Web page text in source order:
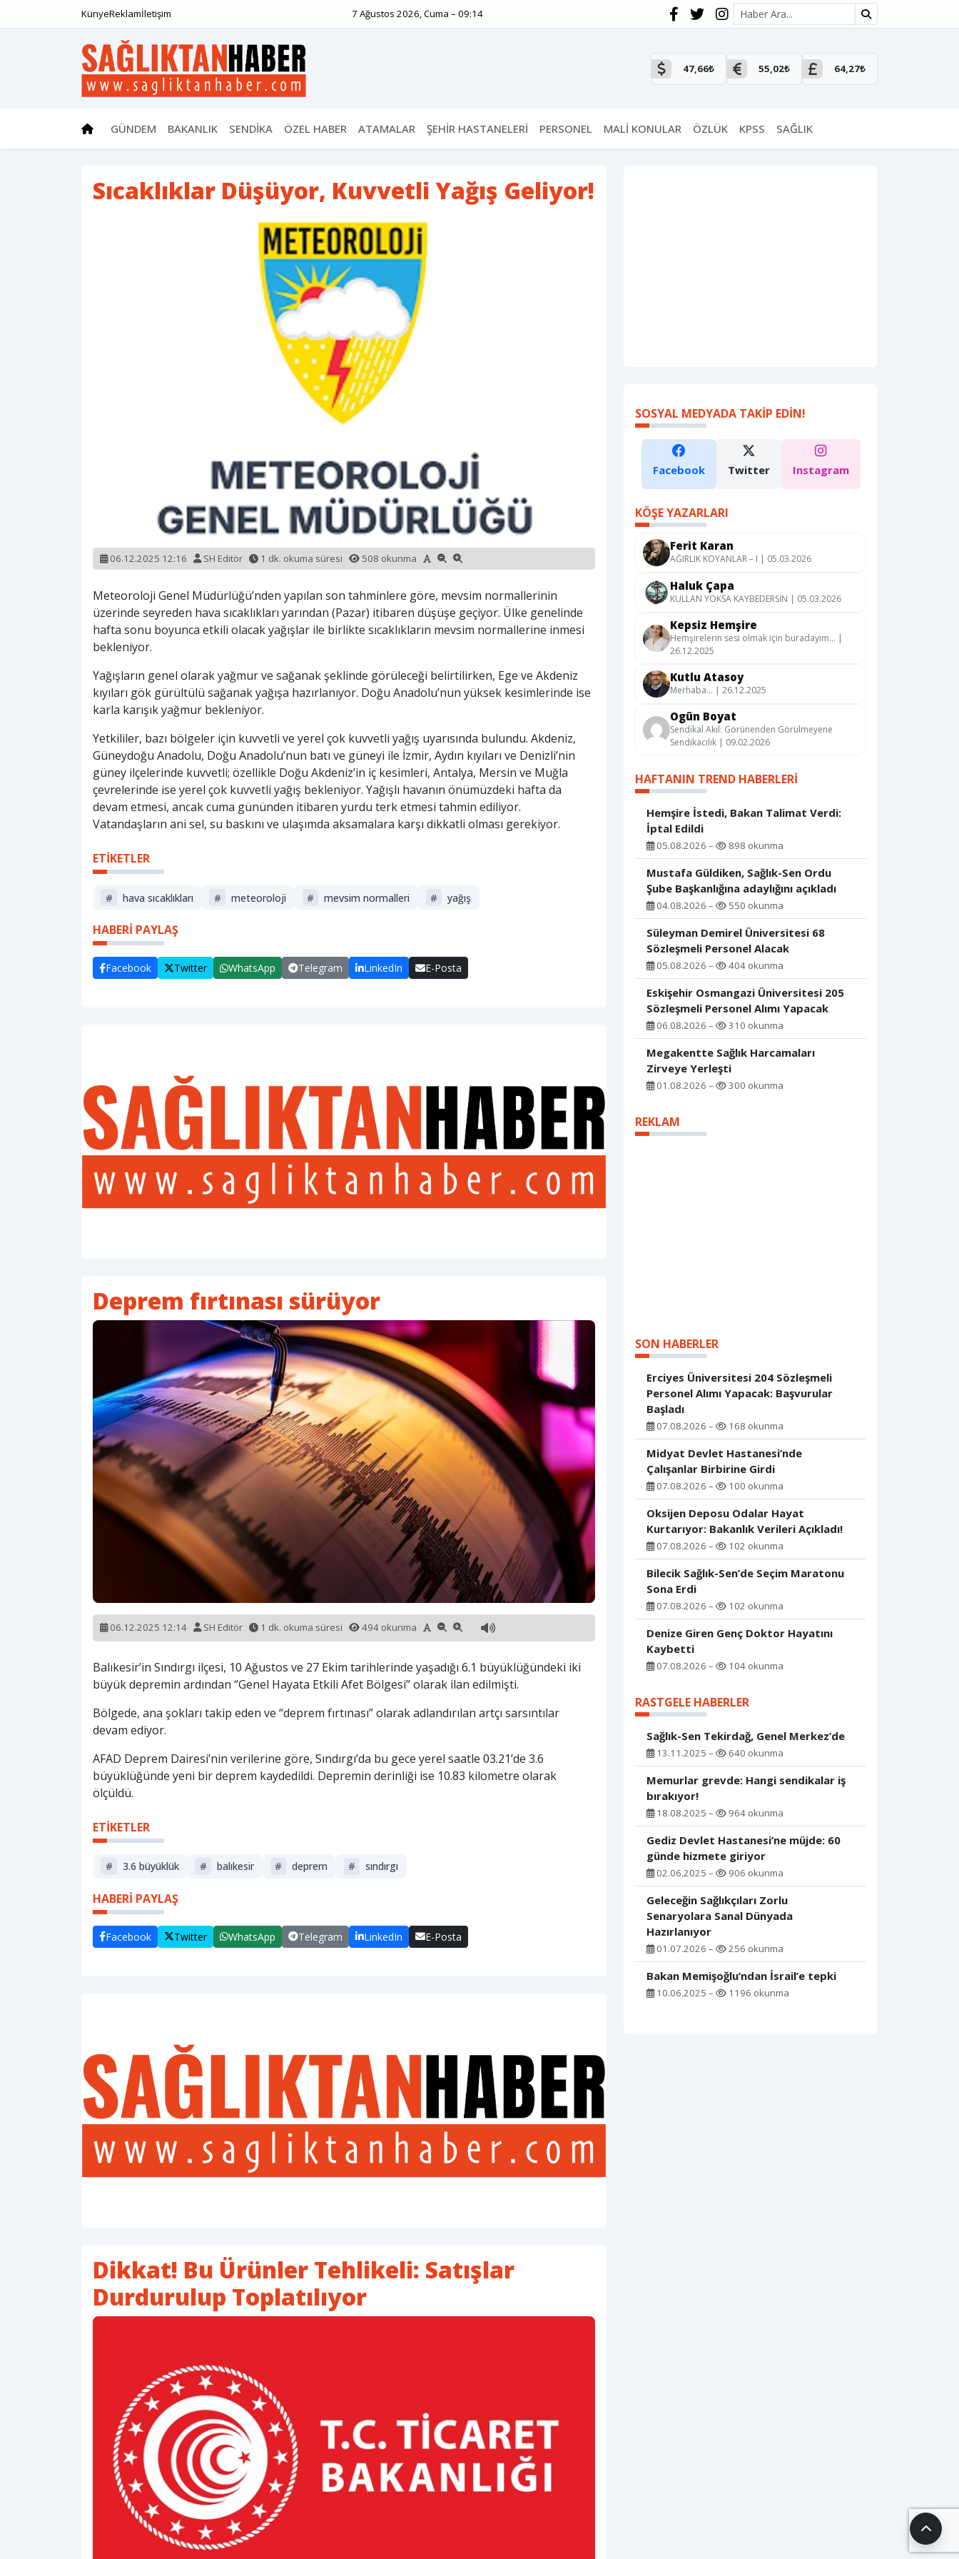
KünyeReklamİletişim 7 Ağustos 2026, Cuma – 09:14 Site içi arama
47,66₺ 55,02₺ 64,27₺
GÜNDEM BAKANLIK SENDİKA ÖZEL HABER ATAMALAR ŞEHİR HASTANELERİ PERSONEL MALİ KONULAR ÖZLÜK KPSS SAĞLIK
Sıcaklıklar Düşüyor, Kuvvetli Yağış Geliyor!
06.12.2025 12:16 SH Editör 1 dk. okuma süresi 508 okunma
Meteoroloji Genel Müdürlüğü’nden yapılan son tahminlere göre, mevsim normallerinin
üzerinde seyreden hava sıcaklıkları yarından (Pazar) itibaren düşüşe geçiyor. Ülke genelinde
hafta sonu boyunca etkili olacak yağışlar ile birlikte sıcaklıkların mevsim normallerine inmesi
bekleniyor.
Yağışların genel olarak yağmur ve sağanak şeklinde görüleceği belirtilirken, Ege ve Akdeniz
kıyıları gök gürültülü sağanak yağışa hazırlanıyor. Doğu Anadolu’nun yüksek kesimlerinde ise
karla karışık yağmur bekleniyor.
Yetkililer, bazı bölgeler için kuvvetli ve yerel çok kuvvetli yağış uyarısında bulundu. Akdeniz,
Güneydoğu Anadolu, Doğu Anadolu’nun batı ve güneyi ile İzmir, Aydın kıyıları ve Denizli’nin
güney ilçelerinde kuvvetli; özellikle Doğu Akdeniz’in iç kesimleri, Antalya, Mersin ve Muğla
çevrelerinde ise yerel çok kuvvetli yağış bekleniyor. Yağışlı havanın önümüzdeki hafta da
devam etmesi, ancak cuma gününden itibaren yurdu terk etmesi tahmin ediliyor.
Vatandaşların ani sel, su baskını ve ulaşımda aksamalara karşı dikkatli olması gerekiyor.
ETİKETLER
# hava sıcaklıkları # meteoroloji # mevsim normalleri # yağış
HABERİ PAYLAŞ
Facebook Twitter WhatsApp Telegram LinkedIn E-Posta
Deprem fırtınası sürüyor
06.12.2025 12:14 SH Editör 1 dk. okuma süresi 494 okunma
Balıkesir’in Sındırgı ilçesi, 10 Ağustos ve 27 Ekim tarihlerinde yaşadığı 6.1 büyüklüğündeki iki
büyük depremin ardından “Genel Hayata Etkili Afet Bölgesi” olarak ilan edilmişti.
Bölgede, ana şokları takip eden ve “deprem fırtınası” olarak adlandırılan artçı sarsıntılar
devam ediyor.
AFAD Deprem Dairesi’nin verilerine göre, Sındırgı’da bu gece yerel saatle 03.21’de 3.6
büyüklüğünde yeni bir deprem kaydedildi. Depremin derinliği ise 10.83 kilometre olarak
ölçüldü.
ETİKETLER
# 3.6 büyüklük # balıkesir # deprem # sındırgı
HABERİ PAYLAŞ
Facebook Twitter WhatsApp Telegram LinkedIn E-Posta
Dikkat! Bu Ürünler Tehlikeli: Satışlar
Durdurulup Toplatılıyor
SOSYAL MEDYADA TAKIP EDIN!
Facebook Twitter Instagram
KÖŞE YAZARLARI
Ferit Karan
AĞIRLIK KOYANLAR – I | 05.03.2026
Haluk Çapa
KULLAN YOKSA KAYBEDERSİN | 05.03.2026
Kepsiz Hemşire
Hemşirelerin sesi olmak için buradayım… |
26.12.2025
Kutlu Atasoy
Merhaba… | 26.12.2025
Ogün Boyat
Sendikal Akıl: Görünenden Görülmeyene
Sendikacılık | 09.02.2026
HAFTANIN TREND HABERLERI
Hemşire İstedi, Bakan Talimat Verdi:
İptal Edildi
05.08.2026 – 898 okunma
Mustafa Güldiken, Sağlık-Sen Ordu
Şube Başkanlığına adaylığını açıkladı
04.08.2026 – 550 okunma
Süleyman Demirel Üniversitesi 68
Sözleşmeli Personel Alacak
05.08.2026 – 404 okunma
Eskişehir Osmangazi Üniversitesi 205
Sözleşmeli Personel Alımı Yapacak
06.08.2026 – 310 okunma
Megakentte Sağlık Harcamaları
Zirveye Yerleşti
01.08.2026 – 300 okunma
REKLAM
SON HABERLER
Erciyes Üniversitesi 204 Sözleşmeli
Personel Alımı Yapacak: Başvurular
Başladı
07.08.2026 – 168 okunma
Midyat Devlet Hastanesi’nde
Çalışanlar Birbirine Girdi
07.08.2026 – 100 okunma
Oksijen Deposu Odalar Hayat
Kurtarıyor: Bakanlık Verileri Açıkladı!
07.08.2026 – 102 okunma
Bilecik Sağlık-Sen’de Seçim Maratonu
Sona Erdi
07.08.2026 – 102 okunma
Denize Giren Genç Doktor Hayatını
Kaybetti
07.08.2026 – 104 okunma
RASTGELE HABERLER
Sağlık-Sen Tekirdağ, Genel Merkez’de
13.11.2025 – 640 okunma
Memurlar grevde: Hangi sendikalar iş
bırakıyor!
18.08.2025 – 964 okunma
Gediz Devlet Hastanesi’ne müjde: 60
günde hizmete giriyor
02.06.2025 – 906 okunma
Geleceğin Sağlıkçıları Zorlu
Senaryolara Sanal Dünyada
Hazırlanıyor
01.07.2026 – 256 okunma
Bakan Memişoğlu’ndan İsrail’e tepki
10.06.2025 – 1196 okunma